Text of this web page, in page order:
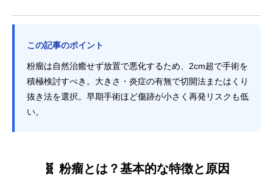
この記事のポイント
粉瘤は自然治癒せず放置で悪化するため、2cm超で手術を
積極検討すべき。大きさ・炎症の有無で切開法またはくり
抜き法を選択。早期手術ほど傷跡が小さく再発リスクも低
い。
🧬 粉瘤とは？基本的な特徴と原因